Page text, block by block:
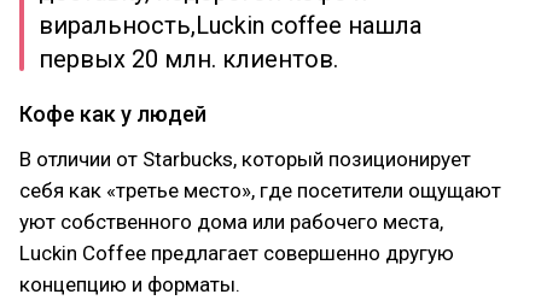
виральность,Luckin coffee нашла
первых 20 млн. клиентов.
Кофе как у людей
В отличии от Starbucks, который позиционирует
себя как «третье место», где посетители ощущают
уют собственного дома или рабочего места,
Luckin Coffee предлагает совершенно другую
концепцию и форматы.